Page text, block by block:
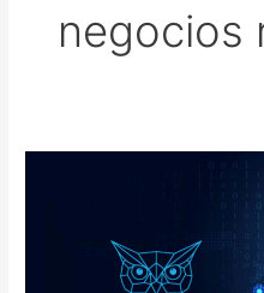
negocios